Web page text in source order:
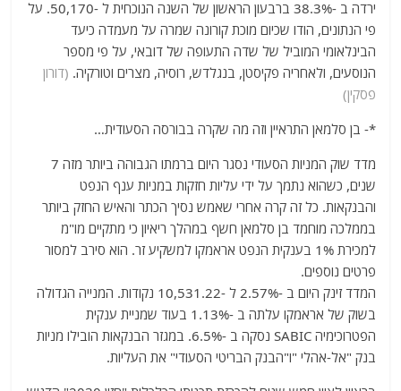
ירדה ב -38.3% ברבעון הראשון של השנה הנוכחית ל -50,170. על
פי הנתונים, הודו שכיום מוכת קורונה שמרה על מעמדה כיעד
הבינלאומי המוביל של שדה התעופה של דובאי, על פי מספר
הנוסעים, ולאחריה פקיסטן, בנגלדש, רוסיה, מצרים וטורקיה. (דורון
פסקין)
*- בן סלמאן התראיין וזה מה שקרה בבורסה הסעודית…
מדד שוק המניות הסעודי נסגר היום ברמתו הגבוהה ביותר מזה 7
שנים, כשהוא נתמך על ידי עליות חזקות במניות ענף הנפט
והבנקאות. כל זה קרה אחרי שאמש נסיך הכתר והאיש החזק ביותר
בממלכה מוחמד בן סלמאן חשף במהלך ריאיון כי מתקיים מו"מ
למכירת 1% בענקית הנפט אראמקו למשקיע זר. הוא סירב למסור
פרטים נוספים.
המדד זינק היום ב -2.57% ל -10,531.22 נקודות. המנייה הגדולה
בשוק של אראמקו עלתה ב -1.13% בעוד שמניית ענקית
הפטרוכימיה SABIC נסקה ב -6.5%. במגזר הבנקאות הובילו מניות
בנק "אל-אהלי "ו"הבנק הבריטי הסעודי" את העליות.